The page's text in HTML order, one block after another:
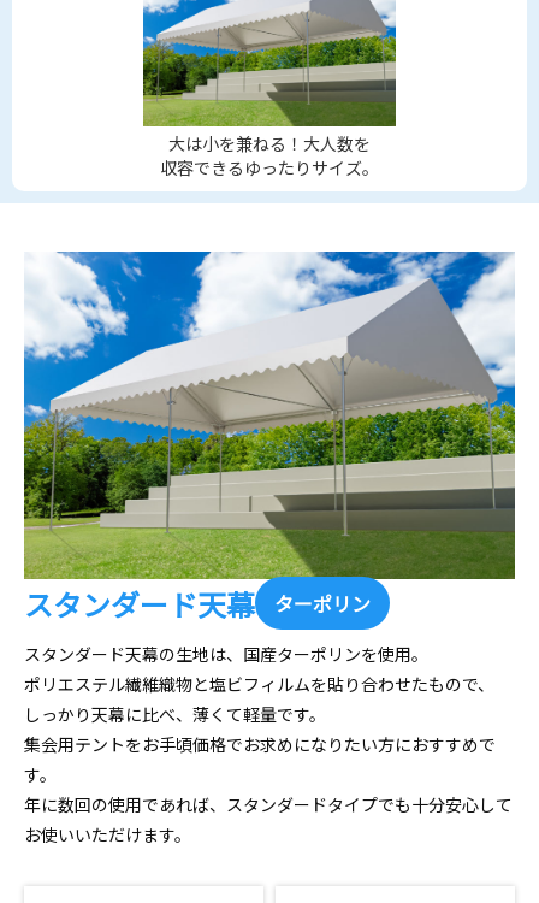
大は小を兼ねる！大人数を
収容できるゆったりサイズ。
スタンダード天幕 ターポリン
スタンダード天幕の生地は、国産ターポリンを使用。
ポリエステル繊維織物と塩ビフィルムを貼り合わせたもので、
しっかり天幕に比べ、薄くて軽量です。
集会用テントをお手頃価格でお求めになりたい方におすすめで
す。
年に数回の使用であれば、スタンダードタイプでも十分安心して
お使いいただけます。